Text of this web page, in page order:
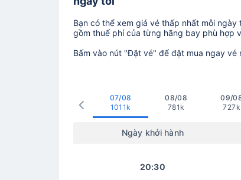
Bạn có thể xem giá vé thấp nhất mỗi
gồm thuế phí của từng hãng bay phù hợp
Bấm vào nút "Đặt vé" để đặt mua ngay vé
07/08
1011k
08/08
781k
09/
727k
Ngày khởi hành
20:30